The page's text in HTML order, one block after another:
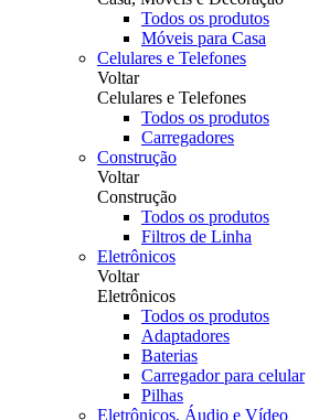
Todos os produtos
Móveis para Casa
Celulares e Telefones
Voltar
Celulares e Telefones
Todos os produtos
Carregadores
Construção
Voltar
Construção
Todos os produtos
Filtros de Linha
Eletrônicos
Voltar
Eletrônicos
Todos os produtos
Adaptadores
Baterias
Carregador para celular
Pilhas
Eletrônicos, Áudio e Vídeo